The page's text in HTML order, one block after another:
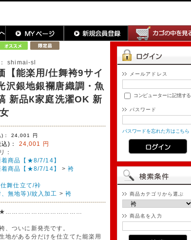
shimai-sl
【能楽用/仕舞袴9サイ
沢銀地銀襴唐織調・魚
新品К家庭洗濯OK 新
)： 24,001 円
)： 24,001
円
：
着商品【★8/7/14】
着商品【★8/7/14】
>袴
舞仕立て/裃
無地等)/紋入加工 >袴
★………………………………
、ついに新発売です。
地がある分だけを仕立てた能楽用
メールアドレス
コンピューターに記憶する
パスワード
パスワードを忘れた方はこちら
商品カテゴリから選ぶ
商品名を入力